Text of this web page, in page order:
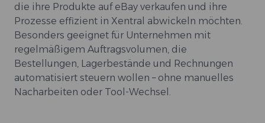
die ihre Produkte auf eBay verkaufen und ihre
Prozesse effizient in Xentral abwickeln möchten.
Besonders geeignet für Unternehmen mit
regelmäßigem Auftragsvolumen, die
Bestellungen, Lagerbestände und Rechnungen
automatisiert steuern wollen – ohne manuelles
Nacharbeiten oder Tool-Wechsel.